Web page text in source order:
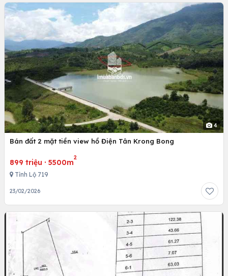
4
Bán đất 2 mặt tiền view hồ Điện Tân Krong Bong
899 triệu · 5500m
2
Tỉnh Lộ 719
23/02/2026